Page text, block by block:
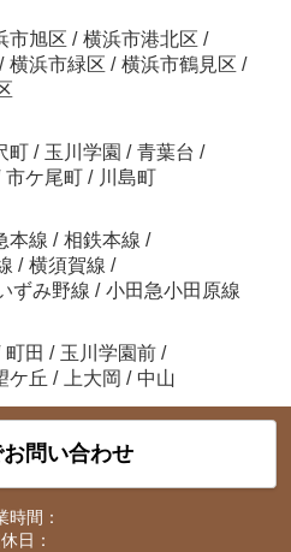
市旭区 / 横浜市港北区 /
/ 横浜市緑区 / 横浜市鶴見区 /
町 / 玉川学園 / 青葉台 /
市ケ尾町 / 川島町
本線 / 相鉄本線 /
/ 横須賀線 /
ずみ野線 / 小田急小田原線
町田 / 玉川学園前 /
ケ丘 / 上大岡 / 中山
問い合わせ
時間：
日：